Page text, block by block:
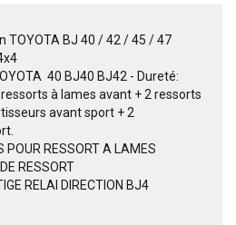
TOYOTA BJ 40 / 42 / 45 / 47
40 BJ40 BJ42 - Dureté:
à lames avant + 2 ressorts
avant sport + 2
POUR RESSORT A LAMES
RESSORT
RELAI DIRECTION BJ4